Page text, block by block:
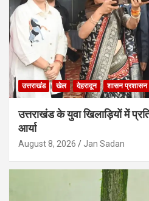
उत्तराखंड खेल देहरादून शासन प्रशासन
उत्तराखंड के युवा खिलाड़ियों में
आर्या
August 8, 2026 Jan Sadan